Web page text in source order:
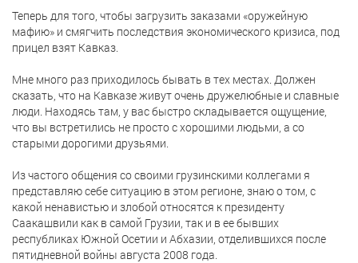
Теперь для того, чтобы загрузить заказами «оружейную
мафию» и смягчить последствия экономического кризиса, под
прицел взят Кавказ.
Мне много раз приходилось бывать в тех местах. Должен
сказать, что на Кавказе живут очень дружелюбные и славные
люди. Находясь там, у вас быстро складывается ощущение,
что вы встретились не просто с хорошими людьми, а со
старыми дорогими друзьями.
Из частого общения со своими грузинскими коллегами я
представляю себе ситуацию в этом регионе, знаю о том, с
какой ненавистью и злобой относятся к президенту
Саакашвили как в самой Грузии, так и в ее бывших
республиках Южной Осетии и Абхазии, отделившихся после
пятидневной войны августа 2008 года.